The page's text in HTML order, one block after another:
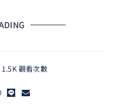
1.5K 觀看次數